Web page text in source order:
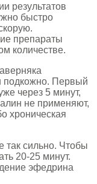
результатов
быстро
препараты
количестве.
подкожно. Первый
через 5 минут,
не применяют,
хроническая
так сильно. Чтобы
20-25 минут.
эфедрина